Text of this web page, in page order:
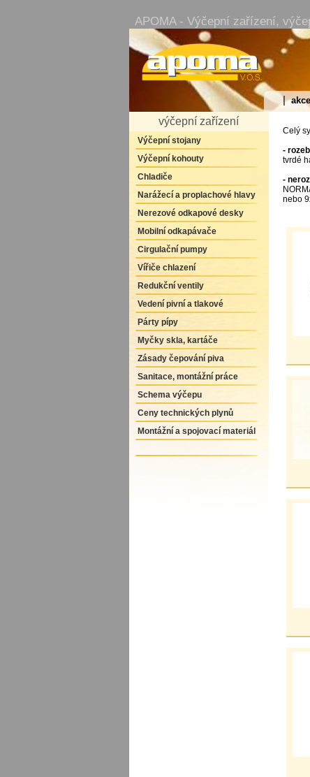
APOMA - Výčepní zařízení,
|akce
výčepní zařízení
Výčepní stojany
Výčepní kohouty
Chladiče
Narážecí a proplachové hlavy
Nerezové odkapové desky
Mobilní odkapávače
Cirgulační pumpy
Vířiče chlazení
Redukční ventily
Vedení pivní a tlakové
Párty pípy
Myčky skla, kartáče
Zásady čepování piva
Sanitace, montážní práce
Schema výčepu
Ceny technických plynů
Montážní a spojovací materiál
Celý
-
tvrdé
-
nebo